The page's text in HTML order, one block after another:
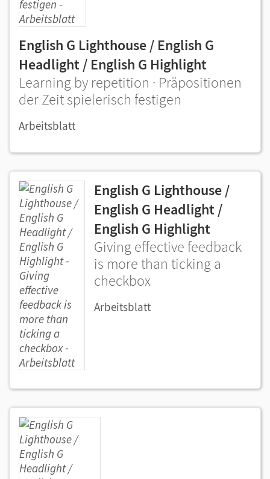
English G Lighthouse / English G
Headlight / English G Highlight
Learning by repetition · Präpositionen
der Zeit spielerisch festigen
Arbeitsblatt
English G Lighthouse /
English G Headlight /
English G Highlight
Giving effective feedback
is more than ticking a
checkbox
Arbeitsblatt